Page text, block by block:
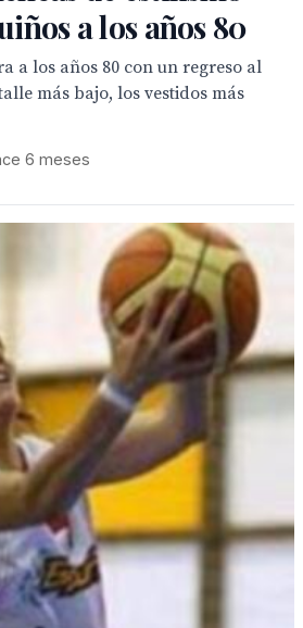
a los años 80
a los años 80 con un regreso al
más bajo, los vestidos más
6 meses